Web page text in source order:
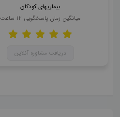
بیماریهای کودکان
میانگین زمان پاسخگویی 12 ساعت
دریافت مشاوره آنلاین